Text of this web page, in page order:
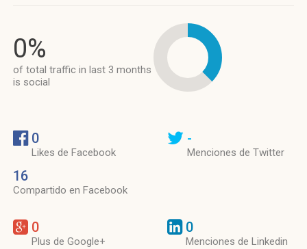
0%
of total traffic in last 3 months
is social
0
Likes de Facebook
16
Compartido en Facebook
-
Menciones de Twitter
0
Plus de Google+
0
Menciones de Linkedin